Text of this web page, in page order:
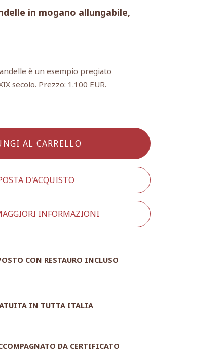
in mogano allungabile,
è un esempio pregiato
secolo. Prezzo: 1.100 EUR.
AL CARRELLO
D'ACQUISTO
INFORMAZIONI
CON RESTAURO INCLUSO
IN TUTTA ITALIA
DA CERTIFICATO